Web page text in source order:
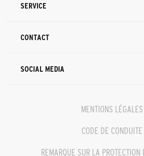
SERVICE
CONTACT
SOCIAL MEDIA
MENTIONS LÉGALES
CODE DE CONDUITE
REMARQUE SUR LA PROTECTION